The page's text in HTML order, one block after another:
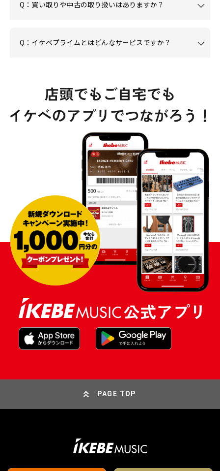
Q：買い取りや中古の取り扱いはありますか？
Q：イケベプライムとはどんなサービスですか？
PAGE TOP